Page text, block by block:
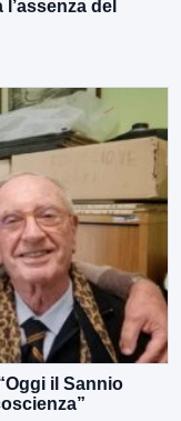
del
il Sannio